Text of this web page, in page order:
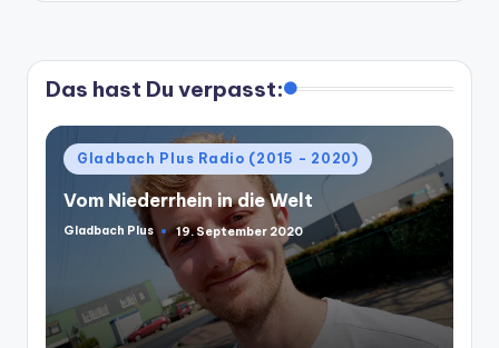
Das hast Du verpasst:
Posted
in
Gladbach Plus Radio (2015 - 2020)
Vom Niederrhein in die Welt
Posted
Gladbach Plus 19. September 2020